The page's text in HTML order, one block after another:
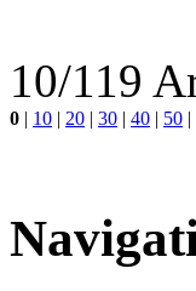
10/119
0 | 10 | 20 | 30 | 40 | 50 |